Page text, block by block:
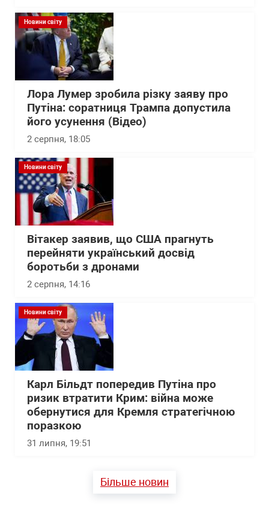
Новини світу
Лора Лумер зробила різку заяву про
Путіна: соратниця Трампа допустила
його усунення (Відео)
2 серпня, 18:05
Новини світу
Вітакер заявив, що США прагнуть
перейняти український досвід
боротьби з дронами
2 серпня, 14:16
Новини світу
Карл Більдт попередив Путіна про
ризик втратити Крим: війна може
обернутися для Кремля стратегічною
поразкою
31 липня, 19:51
Більше новин